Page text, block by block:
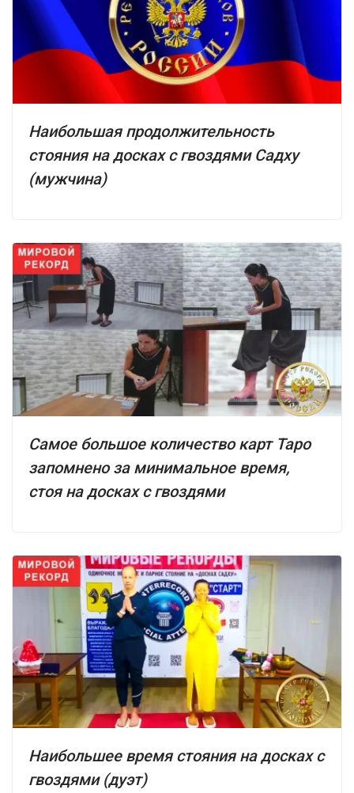
Наибольшая продолжительность
стояния на досках с гвоздями Садху
(мужчина)
Самое большое количество карт Таро
запомнено за минимальное время,
стоя на досках с гвоздями
Наибольшее время стояния на досках с
гвоздями (дуэт)